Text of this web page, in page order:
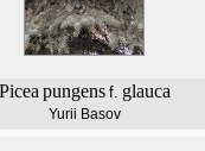
Picea pungens f. glauca
Yurii Basov